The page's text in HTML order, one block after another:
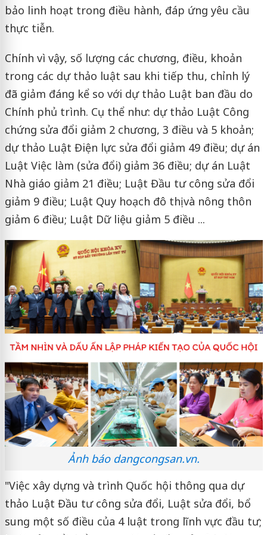
bảo linh hoạt trong điều hành, đáp ứng yêu cầu
thực tiễn.
Chính vì vậy, số lượng các chương, điều, khoản
trong các dự thảo luật sau khi tiếp thu, chỉnh lý
đã giảm đáng kể so với dự thảo Luật ban đầu do
Chính phủ trình. Cụ thể như: dự thảo Luật Công
chứng sửa đổi giảm 2 chương, 3 điều và 5 khoản;
dự thảo Luật Điện lực sửa đổi giảm 49 điều; dự án
Luật Việc làm (sửa đổi) giảm 36 điều; dự án Luật
Nhà giáo giảm 21 điều; Luật Đầu tư công sửa đổi
giảm 9 điều; Luật Quy hoạch đô thị và nông thôn
giảm 6 điều; Luật Dữ liệu giảm 5 điều ...
Ảnh báo dangcongsan.vn.
"Việc xây dựng và trình Quốc hội thông qua dự
thảo Luật Đầu tư công sửa đổi, Luật sửa đổi, bổ
sung một số điều của 4 luật trong lĩnh vực đầu tư;